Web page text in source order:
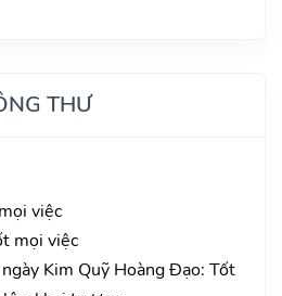
THƯ
việc
mọi việc
Kim Quỹ Hoàng Đạo: Tốt